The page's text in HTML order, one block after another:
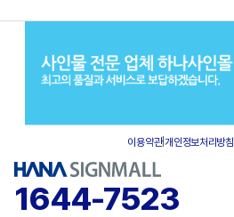
이용약관|개인정보처리방침
1644-7523